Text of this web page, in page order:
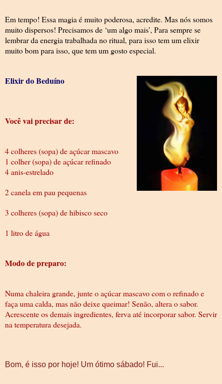
Em tempo! Essa magia é muito poderosa, acredite. Mas nós somos
muito dispersos! Precisamos de ‘um algo mais’, Para sempre se
lembrar da energia trabalhada no ritual, para isso tem um elixir
muito bom para isso, que tem um gosto especial.
Elixir do Beduíno
Você vai precisar de:
4 colheres (sopa) de açúcar mascavo
1 colher (sopa) de açúcar refinado
4 anis-estrelado
2 canela em pau pequenas
3 colheres (sopa) de hibisco seco
1 litrode água
Modo de preparo:
Numa chaleira grande, junte o açúcar mascavo com o refinado e
faça uma calda, mas não deixe queimar! Senão, altera o sabor.
Acrescente os demais ingredientes, ferva até incorporar sabor. Servir
na temperatura desejada.
Bom, é isso por hoje! Um ótimo sábado! Fui...